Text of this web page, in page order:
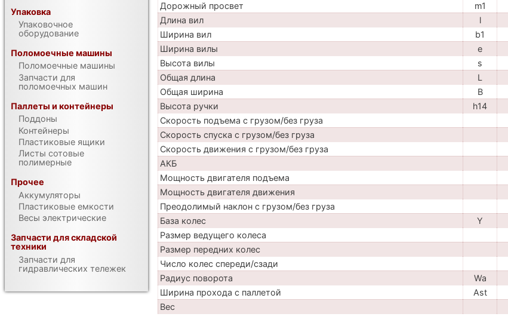
Дорожный просвет
m1
Длина вил
l
Ширина вил
b1
Ширина вилы
e
Высота вилы
s
Общая длина
L
Общая ширина
B
Высота ручки
h14
Скорость подъема с грузом/без груза
Скорость спуска с грузом/без груза
Скорость движения с грузом/без груза
АКБ
Мощность двигателя подъема
Мощность двигателя движения
Преодолимый наклон с грузом/без груза
База колес
Y
Размер ведущего колеса
Размер передних колес
Число колес спереди/сзади
Радиус поворота
Wa
Ширина прохода с паллетой
Ast
Вес
Упаковка
Упаковочное
оборудование
Поломоечные машины
Поломоечные машины
Запчасти для
поломоечных машин
Паллеты и контейнеры
Поддоны
Контейнеры
Пластиковые ящики
Листы сотовые
полимерные
Прочее
Аккумуляторы
Пластиковые емкости
Весы электрические
Запчасти для складской
техники
Запчасти для
гидравлических тележек